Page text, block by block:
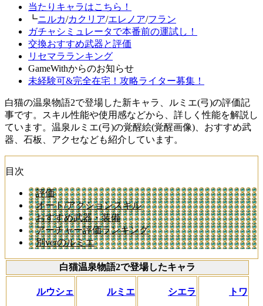
当たりキャラはこちら！
┗ニルカ/カクリア/エレノア/フラン
ガチャシミュレータで本番前の運試し！
交換おすすめ武器と評価
リセマラランキング
GameWithからのお知らせ
未経験可&完全在宅！攻略ライター募集！
白猫の温泉物語2で登場した新キャラ、ルミエ(弓)の評価記
事です。スキル性能や使用感などから、詳しく性能を解説し
ています。温泉ルミエ(弓)の覚醒絵(覚醒画像)、おすすめ武
器、石板、アクセなども紹介しています。
目次
評価
オート/アクションスキル
おすすめ武器・装備
アーチャー評価ランキング
別verのルミエ
白猫温泉物語2で登場したキャラ
ルウシェ ルミエ シエラ トワ